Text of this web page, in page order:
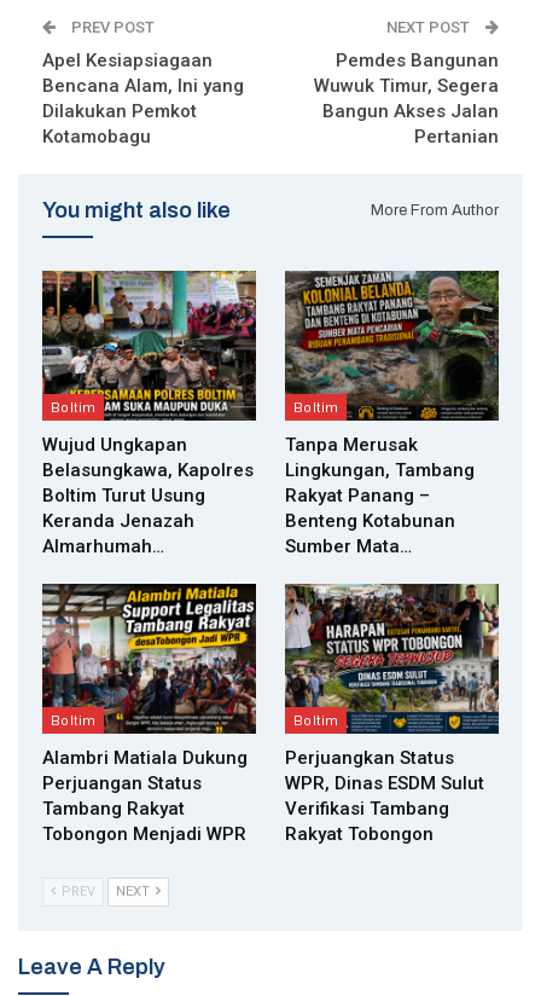
PREV POST
Apel Kesiapsiagaan
Bencana Alam, Ini yang
Dilakukan Pemkot
Kotamobagu
NEXT POST
Pemdes Bangunan
Wuwuk Timur, Segera
Bangun Akses Jalan
Pertanian
You might also like More From Author
Boltim
Wujud Ungkapan
Belasungkawa, Kapolres
Boltim Turut Usung
Keranda Jenazah
Almarhumah…
Boltim
Tanpa Merusak
Lingkungan, Tambang
Rakyat Panang –
Benteng Kotabunan
Sumber Mata…
Boltim
Alambri Matiala Dukung
Perjuangan Status
Tambang Rakyat
Tobongon Menjadi WPR
Boltim
Perjuangkan Status
WPR, Dinas ESDM Sulut
Verifikasi Tambang
Rakyat Tobongon
PREV NEXT
Leave A Reply